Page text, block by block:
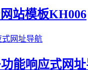
站模板KH006
能响应式网